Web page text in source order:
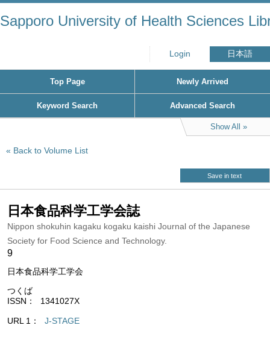
Sapporo University of Health Sciences
Login 日本語
Top Page Newly Arrived
Keyword Search Advanced Search
Show All
Back to Volume List
Save in text
日本食品科学工学会誌
Nippon shokuhin kagaku kogaku kaishi Journal of the Japanese
Society for Food Science and Technology.
9
日本食品科学工学会
つくば
ISSN
1341027X
URL 1 J-STAGE